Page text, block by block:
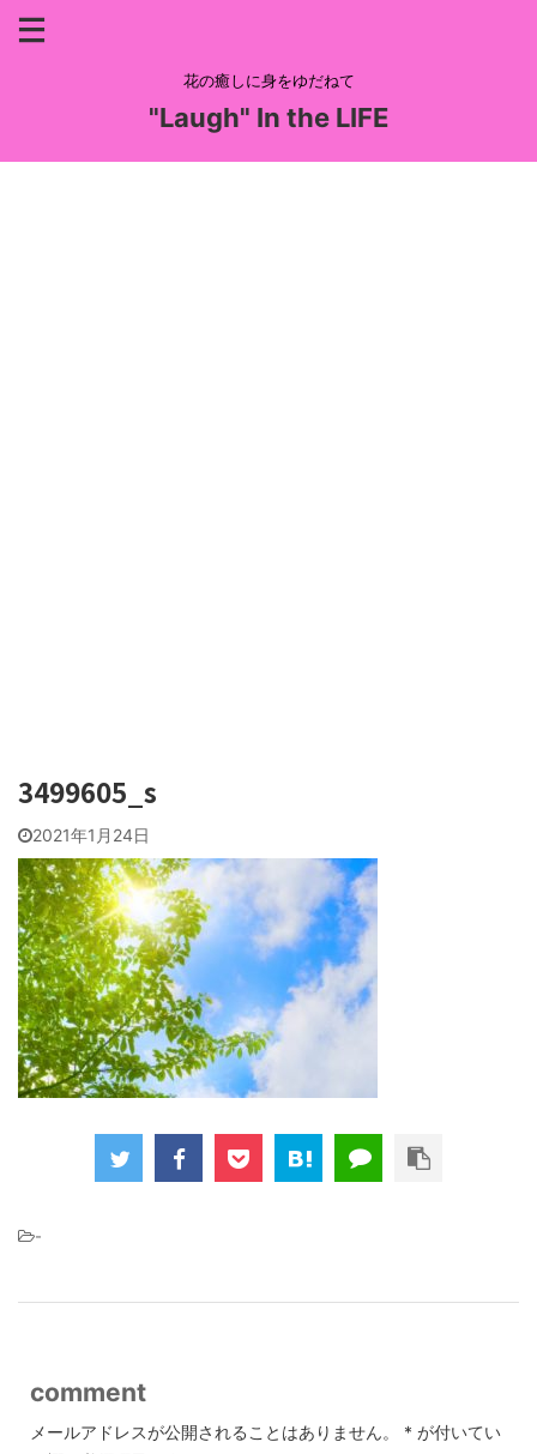
花の癒しに身をゆだねて
"Laugh" In the LIFE
3499605_s
2021年1月24日
-
comment
メールアドレスが公開されることはありません。 * が付いてい